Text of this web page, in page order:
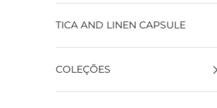
TICA AND LINEN CAPSULE
COLEÇÕES